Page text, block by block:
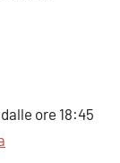
ore 18:45